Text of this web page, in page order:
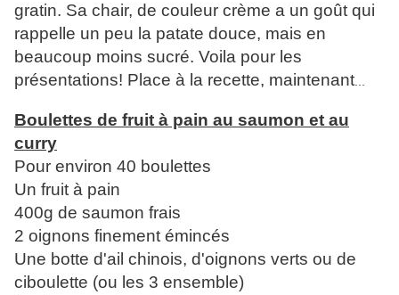
gratin. Sa chair, de couleur crème a un goût qui
rappelle un peu la patate douce, mais en
beaucoup moins sucré. Voila pour les
présentations! Place à la recette, maintenant
Boulettes de fruit à pain au saumon et au
curry
Pour environ 40 boulettes
Un fruit à pain
400g de saumon frais
2 oignons finement émincés
Une botte d'ail chinois, d'oignons verts ou de
ciboulette (ou les 3 ensemble)